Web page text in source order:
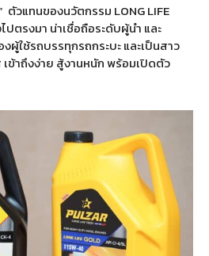
ตัวแทนของนวัตกรรม LONG LIFE
ปตรงมา น่าเชื่อถือระดับผู้นำ และ
ผู้ใช้รถบรรทุกรถกระบะ และเป็นสาว
ข้าถึงง่าย สู้งานหนัก พร้อมเปิดตัว